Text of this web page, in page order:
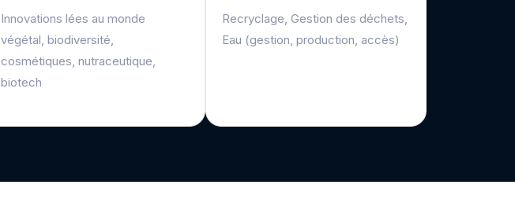
Innovations lées au monde
végétal, biodiversité,
cosmétiques, nutraceutique,
biotech
Recryclage, Gestion des déchets,
Eau (gestion, production, accès)